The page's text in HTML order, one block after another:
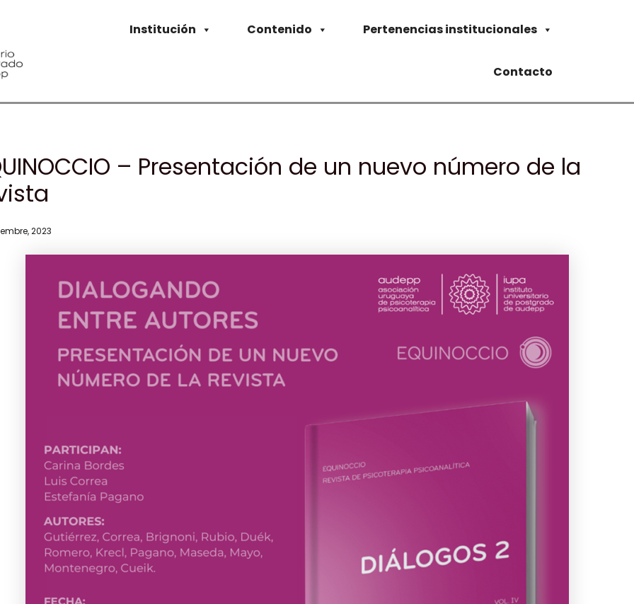
Institución Contenido Pertenencias institucionales
Contacto
– Presentación de un nuevo número de la
2023